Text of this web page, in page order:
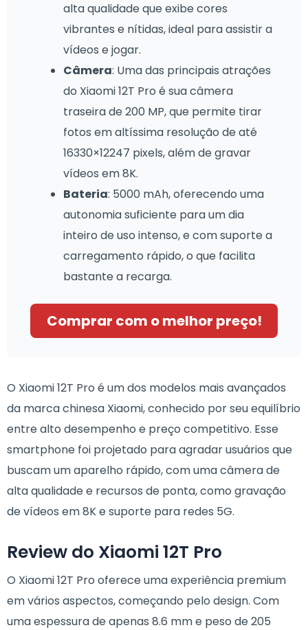
alta qualidade que exibe cores
vibrantes e nítidas, ideal para assistir a
vídeos e jogar.
Câmera: Uma das principais atrações
do Xiaomi 12T Pro é sua câmera
traseira de 200 MP, que permite tirar
fotos em altíssima resolução de até
16330×12247 pixels, além de gravar
vídeos em 8K.
Bateria: 5000 mAh, oferecendo uma
autonomia suficiente para um dia
inteiro de uso intenso, e com suporte a
carregamento rápido, o que facilita
bastante a recarga.
Comprar com o melhor preço!
O Xiaomi 12T Pro é um dos modelos mais avançados
da marca chinesa Xiaomi, conhecido por seu equilíbrio
entre alto desempenho e preço competitivo. Esse
smartphone foi projetado para agradar usuários que
buscam um aparelho rápido, com uma câmera de
alta qualidade e recursos de ponta, como gravação
de vídeos em 8K e suporte para redes 5G.
Review do Xiaomi 12T Pro
O Xiaomi 12T Pro oferece uma experiência premium
em vários aspectos, começando pelo design. Com
uma espessura de apenas 8.6 mm e peso de 205